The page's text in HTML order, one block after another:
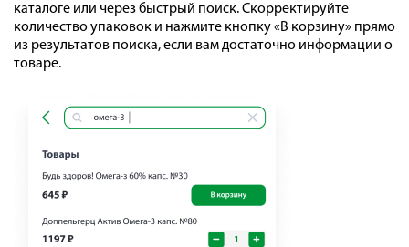
каталоге или через быстрый поиск. Скорректируйте
количество упаковок и нажмите кнопку «В корзину» прямо
из результатов поиска, если вам достаточно информации о
товаре.